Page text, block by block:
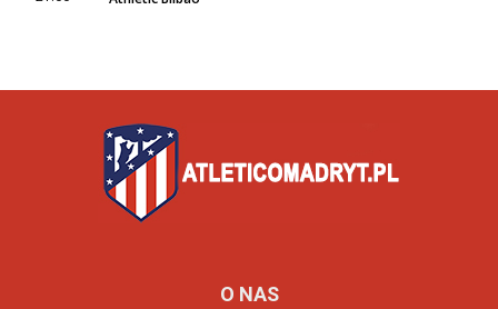
O NAS